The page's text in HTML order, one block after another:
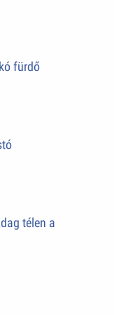
fürdő
télen a